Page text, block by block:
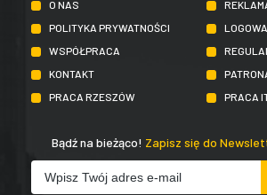
O NAS
POLITYKA PRYWATNOŚCI
WSPÓŁPRACA
KONTAKT
PRACA RZESZÓW
PRACA
Bądź na bieżąco! Zapisz się do